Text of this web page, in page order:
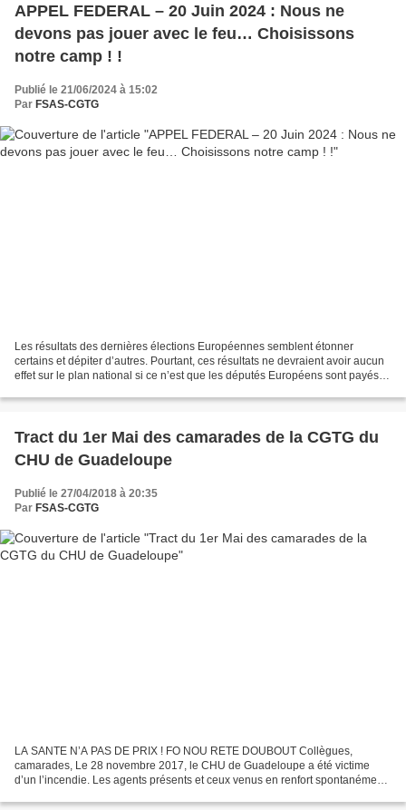
APPEL FEDERAL – 20 Juin 2024 : Nous ne
devons pas jouer avec le feu… Choisissons
notre camp ! !
Publié le 21/06/2024 à 15:02
Par FSAS-CGTG
Les résultats des dernières élections Européennes semblent étonner
certains et dépiter d’autres. Pourtant, ces résultats ne devraient avoir aucun
effet sur le plan national si ce n’est que les députés Européens sont payés
Tract du 1er Mai des camarades de la CGTG du
CHU de Guadeloupe
Publié le 27/04/2018 à 20:35
Par FSAS-CGTG
LA SANTE N’A PAS DE PRIX ! FO NOU RETE DOUBOUT Collègues,
camarades, Le 28 novembre 2017, le CHU de Guadeloupe a été victime
d’un l’incendie. Les agents présents et ceux venus en renfort spontanément